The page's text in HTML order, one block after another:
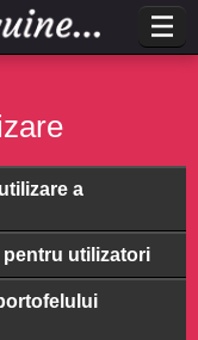
a
utilizatori